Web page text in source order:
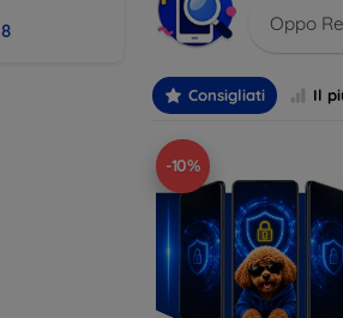
8 Oppo
Consigliati Il
-10%